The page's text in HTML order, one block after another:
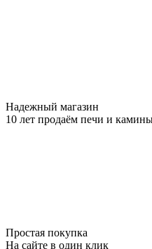
Надежный магазин
10 лет продаём печи и
Простая покупка
На сайте в один клик